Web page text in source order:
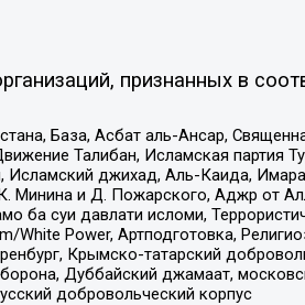
признанных в
База, Асбат аль-Ансар,
Талибан, Исламская партия
джихад, Аль-Каида,
Минина и Д. Пожарского, Аджр от
ба суи давлати исломи,
Power, Артподготовка,
Крымско-татарский
Дуббайский джамаат,
добровольческий корпус